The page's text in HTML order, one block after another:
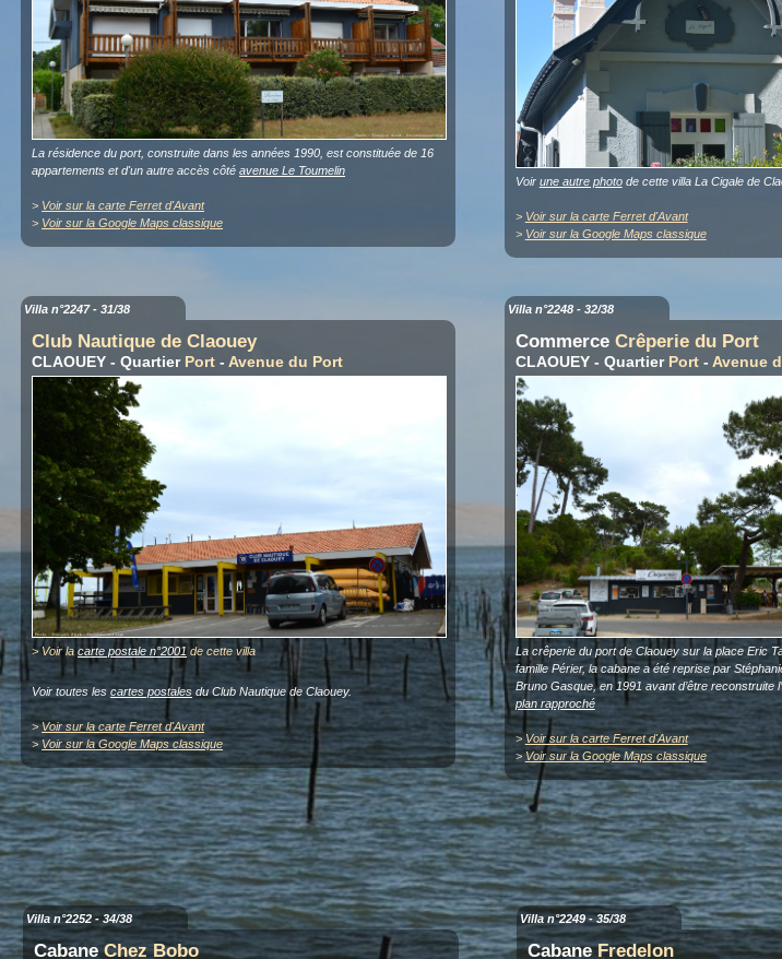
La résidence du port, construite dans les années 1990, est constituée de 16
appartements et d'un autre accès côtéavenue Le Toumelin
> Voir sur la carte Ferret d'Avant
> Voir sur la Google Maps classique
Voir une autre photode cette villa La Cigale de
> Voir sur la carte Ferret d'Avant
> Voir sur la Google Maps classique
Villa n°2247 - 31/38
Club Nautique de Claouey
CLAOUEY - Quartier Port - Avenue du Port
> Voir lacarte postale n°2001 de cette villa
Voir toutes lescartes postales du Club Nautique de Claouey.
>Voir sur la carte Ferret d'Avant
>Voir sur la Google Maps classique
Villa n°2248 - 32/38
Commerce Crêperie du Port
CLAOUEY - Quartier Port- Avenue
La crêperie du port de Claouey sur la place Eric
famille Périer, la cabane a été reprise par
Bruno Gasque, en 1991 avant d’être reconstruite
plan rapproché
>Voir sur la carte Ferret d'Avant
>Voir sur la Google Maps classique
Villa n°2252 - 34/38
CabaneChez Bobo
Villa n°2249 - 35/38
CabaneFredelon